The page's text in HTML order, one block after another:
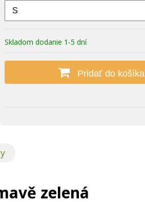
Skladom dodanie 1-5 dní
Pridať do košíka
zelená